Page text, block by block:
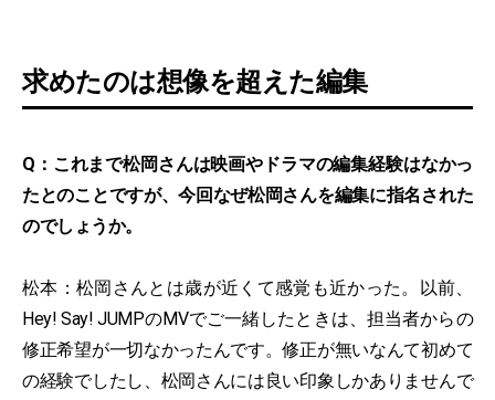
求めたのは想像を超えた編集
Q：これまで松岡さんは映画やドラマの編集経験はなかっ
たとのことですが、今回なぜ松岡さんを編集に指名された
のでしょうか。
松本：松岡さんとは歳が近くて感覚も近かった。以前、
Hey! Say! JUMPのMVでご一緒したときは、担当者からの
修正希望が一切なかったんです。修正が無いなんて初めて
の経験でしたし、松岡さんには良い印象しかありませんで